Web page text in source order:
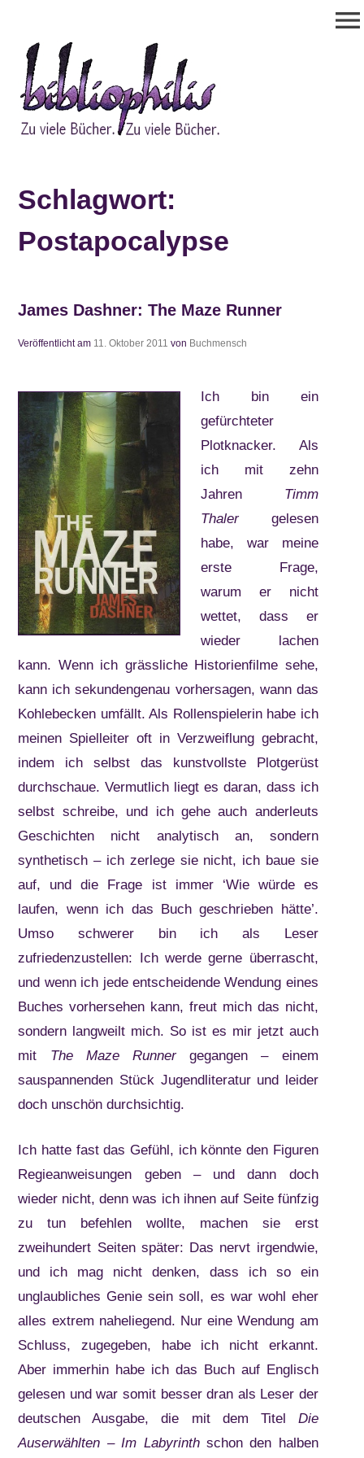
springen
menu
Schlagwort:
Postapocalypse
James Dashner: The Maze Runner
Veröffentlicht am 11. Oktober 2011 von Buchmensch
Ich bin ein
gefürchteter
Plotknacker. Als
ich mit zehn
Jahren Timm
Thalergelesen
habe, war meine
erste Frage,
warum er nicht
wettet, dass er
wieder lachen
kann. Wenn ich grässliche Historienfilme sehe,
kann ich sekundengenau vorhersagen, wann das
Kohlebecken umfällt. Als Rollenspielerin habe ich
meinen Spielleiter oft in Verzweiflung gebracht,
indem ich selbst das kunstvollste Plotgerüst
durchschaue. Vermutlich liegt es daran, dass ich
selbst schreibe, und ich gehe auch anderleuts
Geschichten nicht analytisch an, sondern
synthetisch – ich zerlege sie nicht, ich baue sie
auf, und die Frage ist immer ‘Wie würde es
laufen, wenn ich das Buch geschrieben hätte’.
Umso schwerer bin ich als Leser
zufriedenzustellen: Ich werde gerne überrascht,
und wenn ich jede entscheidende Wendung eines
Buches vorhersehen kann, freut mich das nicht,
sondern langweilt mich. So ist es mir jetzt auch
mit The Maze Runnergegangen – einem
sauspannenden Stück Jugendliteratur und leider
doch unschön durchsichtig.
Ich hatte fast das Gefühl, ich könnte den Figuren
Regieanweisungen geben – und dann doch
wieder nicht, denn was ich ihnen auf Seite fünfzig
zu tun befehlen wollte, machen sie erst
zweihundert Seiten später: Das nervt irgendwie,
und ich mag nicht denken, dass ich so ein
unglaubliches Genie sein soll, es war wohl eher
alles extrem naheliegend. Nur eine Wendung am
Schluss, zugegeben, habe ich nicht erkannt.
Aber immerhin habe ich das Buch auf Englisch
gelesen und war somit besser dran als Leser der
deutschen Ausgabe, die mit dem Titel Die
Auserwählten – Im Labyrinthschon den halben